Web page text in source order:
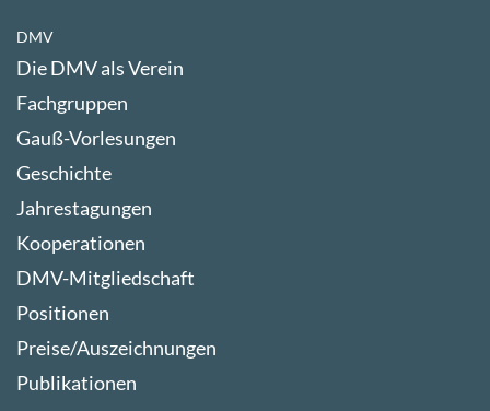
DMV
Die DMV als Verein
Fachgruppen
Gauß-Vorlesungen
Geschichte
Jahrestagungen
Kooperationen
DMV-Mitgliedschaft
Positionen
Preise/Auszeichnungen
Publikationen